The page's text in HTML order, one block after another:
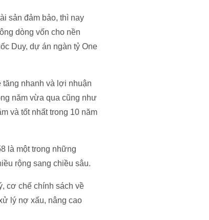
sản đảm bảo, thì nay
dòng vốn cho nền
Duy, dự án ngàn tỷ One
nhanh và lợi nhuận
năm vừa qua cũng như
và tốt nhất trong 10 năm
là một trong những
rộng sang chiều sâu.
cơ chế chính sách về
lý nợ xấu, nâng cao